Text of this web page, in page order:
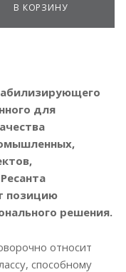
В КОРЗИНУ
для
позицию
решения.
относит
способному